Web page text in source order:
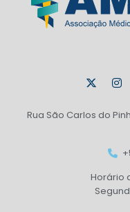
Rua São Carlos do
Horário